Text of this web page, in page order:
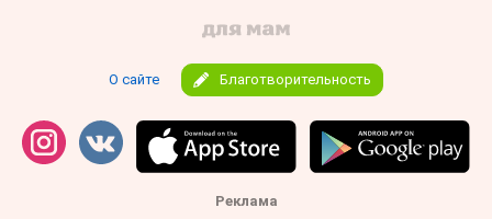
О сайте Благотворительность
Реклама